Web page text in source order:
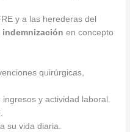
y a las herederas del
en concepto
quirúrgicas,
ingresos y actividad laboral.
su vida diaria.